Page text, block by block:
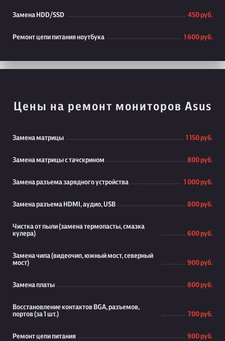
Замена HDD/SSD 450 руб.
Ремонт цепи питания ноутбука 1 600 руб.
Цены на ремонт мониторов Asus
Замена матрицы 1 150 руб.
Замена матрицы с тачскрином 800 руб.
Замена разъема зарядного устройства 1 000 руб.
Замена разъема HDMI, аудио, USB 800 руб.
Чистка от пыли (замена термопасты, смазка
кулера)
600 руб.
Замена чипа (видеочип, южный мост, северный
мост)
900 руб.
Замена платы 800 руб.
Восстановление контактов BGA, разъемов,
портов (за 1 шт.)
700 руб.
Ремонт цепи питания 900 руб.